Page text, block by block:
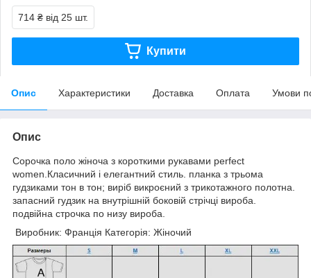
714 ₴ від 25 шт.
Купити
Опис Характеристики Доставка Оплата Умови
Опис
Сорочка поло жіноча з короткими рукавами perfect
women.Класичний і елегантний стиль. планка з трьома
гудзиками тон в тон; виріб викроєний з трикотажного полотна.
запасний гудзик на внутрішній боковій стрічці вироба.
подвійна строчка по низу вироба.
Виробник: Франція Категорія: Жіночий